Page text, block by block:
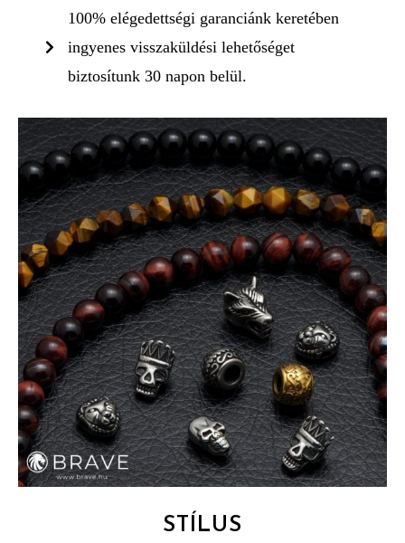
100% elégedettségi garanciánk keretében
ingyenes visszaküldési lehetőséget
biztosítunk 30 napon belül.
STÍLUS